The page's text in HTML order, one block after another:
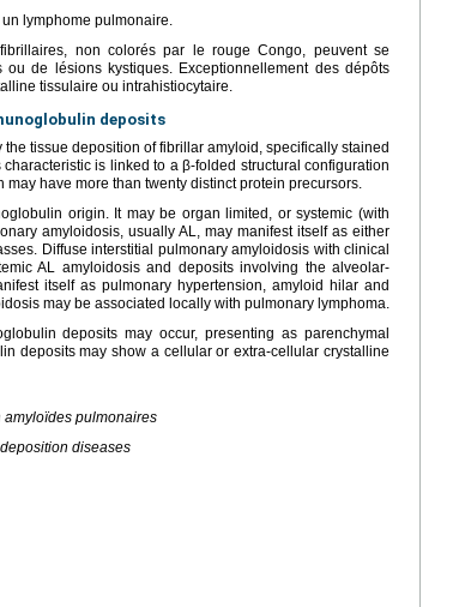
lymphome pulmonaire.
non colorés par le rouge Congo, peuvent se
de lésions kystiques. Exceptionnellement des dépôts
tissulaire ou intrahistiocytaire.
deposits
tissue deposition of fibrillar amyloid, specifically stained
is linked to a β-folded structural configuration
have more than twenty distinct protein precursors.
origin. It may be organ limited, or systemic (with
amyloidosis, usually AL, may manifest itself as either
Diffuse interstitial pulmonary amyloidosis with clinical
AL amyloidosis and deposits involving the alveolar-
itself as pulmonary hypertension, amyloid hilar and
may be associated locally with pulmonary lymphoma.
deposits may occur, presenting as parenchymal
deposits may show a cellular or extra-cellular crystalline
pulmonaires
diseases